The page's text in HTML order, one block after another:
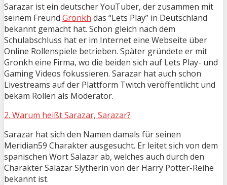
Sarazar ist ein deutscher YouTuber, der zusammen mit
seinem Freund Gronkh das “Lets Play” in Deutschland
bekannt gemacht hat. Schon gleich nach dem
Schulabschluss hat er im Internet eine Webseite über
Online Rollenspiele betrieben. Später gründete er mit
Gronkh eine Firma, wo die beiden sich auf Lets Play- und
Gaming Videos fokussieren. Sarazar hat auch schon
Livestreams auf der Plattform Twitch veröffentlicht und
bekam Rollen als Moderator.
2. Warum heißt Sarazar, Sarazar?
Sarazar hat sich den Namen damals für seinen
Meridian59 Charakter ausgesucht. Er leitet sich von dem
spanischen Wort Salazar ab, welches auch durch den
Charakter Salazar Slytherin von der Harry Potter-Reihe
bekannt ist.